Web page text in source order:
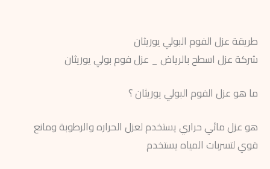
طريقة عزل الفوم البولي يوريثان
شركة عزل اسطح بالرياض _ عزل فوم بولي يوريثان
ما هو عزل الفوم البولي يوريثان ؟
هو عزل مائي حراري يستخدم لعزل الحراره والرطوبة ومانع
قوي لتسربات المياه يستخدم